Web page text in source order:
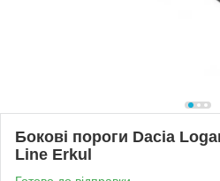
Бокові пороги Dacia
Line Erkul